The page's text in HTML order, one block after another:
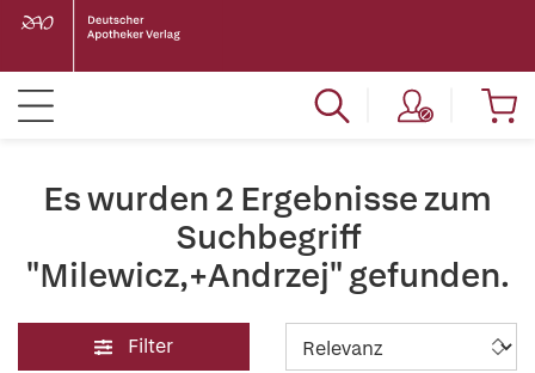
Es wurden 2 Ergebnisse zum
Suchbegriff
"Milewicz,+Andrzej" gefunden.
Filter